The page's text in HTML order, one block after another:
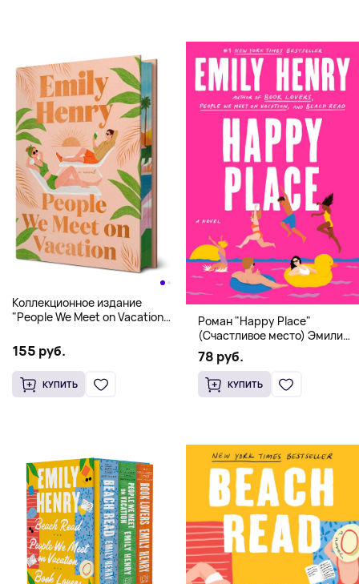
Коллекционное издание
"People We Meet on Vacation"
Hardcover
155 руб.
КУПИТЬ
Роман "Happy Place"
(Счастливое место) Эмили
Генри | Твердый переплет
78 руб.
КУПИТЬ